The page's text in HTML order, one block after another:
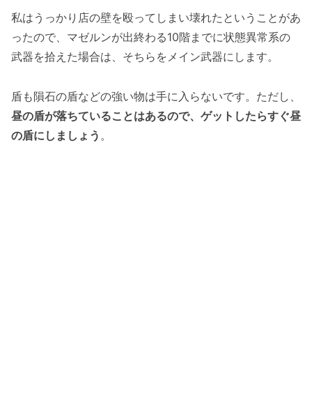
私はうっかり店の壁を殴ってしまい壊れたということがあ
ったので、マゼルンが出終わる10階までに状態異常系の
武器を拾えた場合は、そちらをメイン武器にします。
盾も隕石の盾などの強い物は手に入らないです。ただし、
昼の盾が落ちていることはあるので、ゲットしたらすぐ昼
の盾にしましょう 。